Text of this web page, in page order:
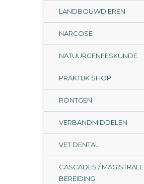
LANDBOUWDIEREN
NARCOSE
NATUURGENEESKUNDE
PRAKTIJK SHOP
RÖNTGEN
VERBANDMIDDELEN
VET DENTAL
CASCADES / MAGISTRALE
BEREIDING